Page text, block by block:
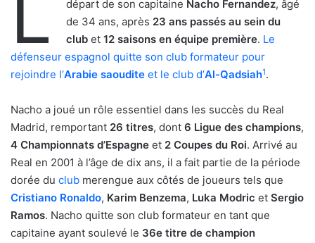
départ de son capitaine Nacho Fernandez, âgé
de 34 ans, après 23 ans passés au sein du
club et 12 saisons en équipe première. Le
défenseur espagnol quitte son club formateur pour
rejoindre l’Arabie saoudite et le club d’Al-Qadsiah1.
Nacho a joué un rôle essentiel dans les succès du Real
Madrid, remportant 26 titres, dont 6 Ligue des champions,
4 Championnats d’Espagne et 2 Coupes du Roi. Arrivé au
Real en 2001 à l’âge de dix ans, il a fait partie de la période
dorée du club merengue aux côtés de joueurs tels que
Cristiano Ronaldo, Karim Benzema, Luka Modric et Sergio
Ramos. Nacho quitte son club formateur en tant que
capitaine ayant soulevé le 36e titre de champion